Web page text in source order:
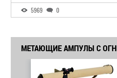
5969 0
МЕТАЮЩИЕ АМПУЛЫ С